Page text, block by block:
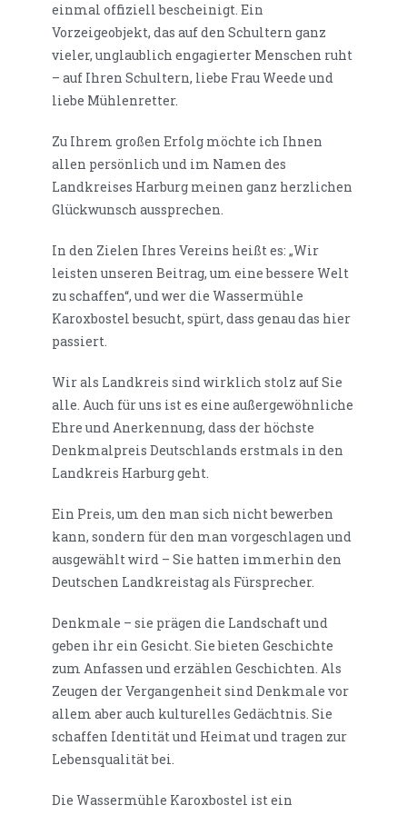
einmal offiziell bescheinigt. Ein
Vorzeigeobjekt, das auf den Schultern ganz
vieler, unglaublich engagierter Menschen ruht
– auf Ihren Schultern, liebe Frau Weede und
liebe Mühlenretter.
Zu Ihrem großen Erfolg möchte ich Ihnen
allen persönlich und im Namen des
Landkreises Harburg meinen ganz herzlichen
Glückwunsch aussprechen.
In den Zielen Ihres Vereins heißt es: „Wir
leisten unseren Beitrag, um eine bessere Welt
zu schaffen“, und wer die Wassermühle
Karoxbostel besucht, spürt, dass genau das hier
passiert.
Wir als Landkreis sind wirklich stolz auf Sie
alle. Auch für uns ist es eine außergewöhnliche
Ehre und Anerkennung, dass der höchste
Denkmalpreis Deutschlands erstmals in den
Landkreis Harburg geht.
Ein Preis, um den man sich nicht bewerben
kann, sondern für den man vorgeschlagen und
ausgewählt wird – Sie hatten immerhin den
Deutschen Landkreistag als Fürsprecher.
Denkmale – sie prägen die Landschaft und
geben ihr ein Gesicht. Sie bieten Geschichte
zum Anfassen und erzählen Geschichten. Als
Zeugen der Vergangenheit sind Denkmale vor
allem aber auch kulturelles Gedächtnis. Sie
schaffen Identität und Heimat und tragen zur
Lebensqualität bei.
Die Wassermühle Karoxbostel ist ein